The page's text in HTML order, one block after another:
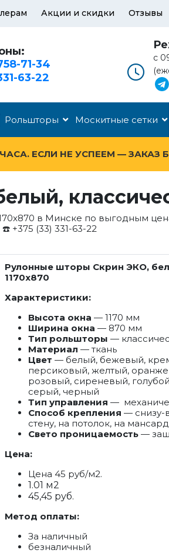
Акции и скидки Отзывы
71-34
63-22
с
Рольшторы Москитные сетки
ЕСЛИ НЕ УСПЕЕМ — ЗАКАЗ
в Минске по выгодным
+375 (33) 331-63-22
Рулонные шторы Скрин ЭКО,
1170x870
Характеристики:
Высота окна — 1170 мм
Ширина окна — 870 мм
Тип рольшторы —
Материал — ткань
Цвет — белый, бежевый,
персиковый, желтый,
розовый, сиреневый,
серый, черный
Тип управления —
Способ крепления — снизу-
стену, на потолок, на
Свето проницаемость —
Цена:
Цена 45 руб/м2.
1.01 м2
45,45 руб.
Метод оплаты:
За наличный
безналичный